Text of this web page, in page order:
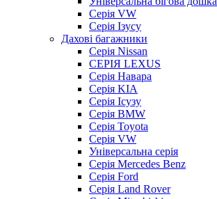
Серія VW
Серія Ізусу
Дахові багажники
Серія Nissan
СЕРІЯ LEXUS
Серія Навара
Серія KIA
Серія Ісузу
Серія BMW
Серія Toyota
Серія VW
Універсальна серія
Серія Mercedes Benz
Серія Ford
Серія Land Rover